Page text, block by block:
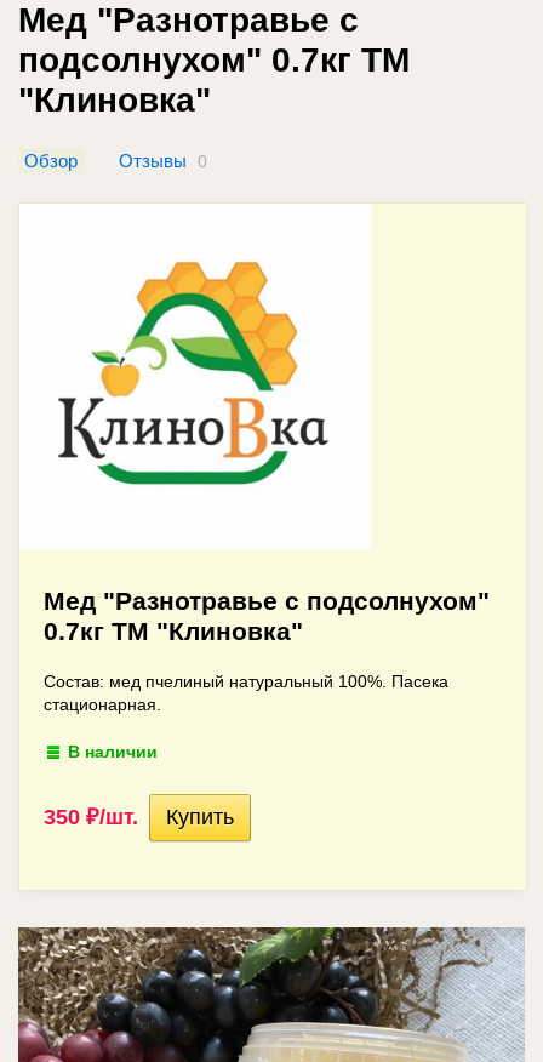
Мед "Разнотравье с
подсолнухом" 0.7кг ТМ
"Клиновка"
Обзор Отзывы 0
Мед "Разнотравье с подсолнухом"
0.7кг ТМ "Клиновка"
Состав: мед пчелиный натуральный 100%. Пасека
стационарная.
В наличии
350 ₽/шт.